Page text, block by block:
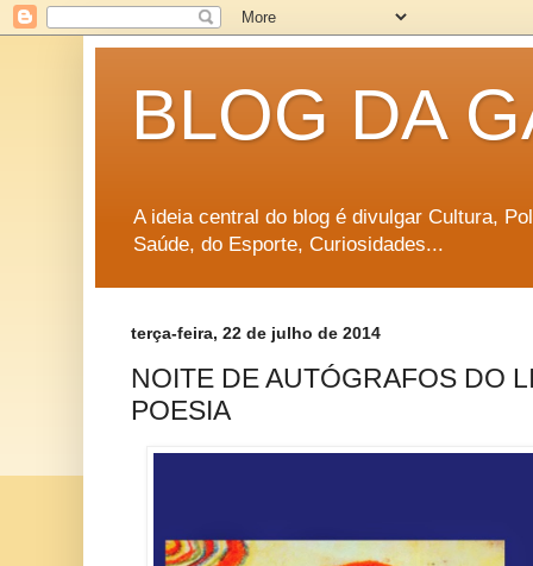
BLOG DA
A ideia central do blog é divulgar Cultura,
Saúde, do Esporte, Curiosidades...
terça-feira, 22 de julho de 2014
NOITE DE AUTÓGRAFOS DO
POESIA